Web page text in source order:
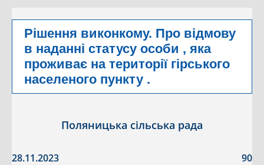
Рішення виконкому. Про відмову
в наданні статусу особи , яка
проживає на території гірського
населеного пункту .
Поляницька сільська рада
28.11.2023 90